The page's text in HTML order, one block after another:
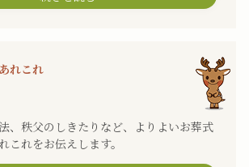
れこれ
、秩父のしきたりなど、よりよいお葬式
これをお伝えします。